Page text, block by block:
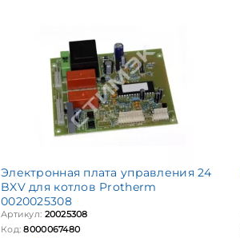
Электронная плата управления 24
BXV для котлов Protherm
0020025308
Артикул: 20025308
Код:8000067480